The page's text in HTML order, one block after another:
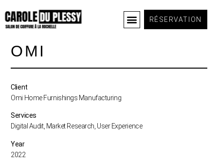
RÉSERVATION
BACK TO ALL
OMI
Client
Omi Home Furnishings Manufacturing
Services
Digital Audit, Market Research, User Experience
Year
2022